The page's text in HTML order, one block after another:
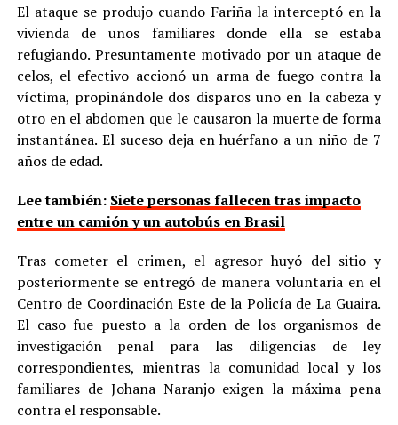
El ataque se produjo cuando Fariña la interceptó en la
vivienda de unos familiares donde ella se estaba
refugiando. Presuntamente motivado por un ataque de
celos, el efectivo accionó un arma de fuego contra la
víctima, propinándole dos disparos uno en la cabeza y
otro en el abdomen que le causaron la muerte de forma
instantánea. El suceso deja en huérfano a un niño de 7
años de edad.
Lee también: Siete personas fallecen tras impacto
entre un camión y un autobús en Brasil
Tras cometer el crimen, el agresor huyó del sitio y
posteriormente se entregó de manera voluntaria en el
Centro de Coordinación Este de la Policía de La Guaira.
El caso fue puesto a la orden de los organismos de
investigación penal para las diligencias de ley
correspondientes, mientras la comunidad local y los
familiares de Johana Naranjo exigen la máxima pena
contra el responsable.